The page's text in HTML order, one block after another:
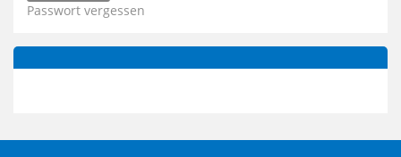
Passwort vergessen